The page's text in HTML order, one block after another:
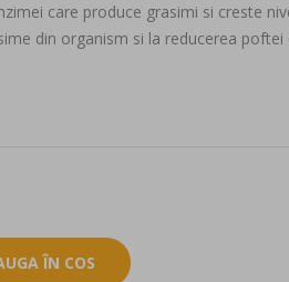
care produce grasimi si creste
din organism si la reducerea poftei
ÎN COS